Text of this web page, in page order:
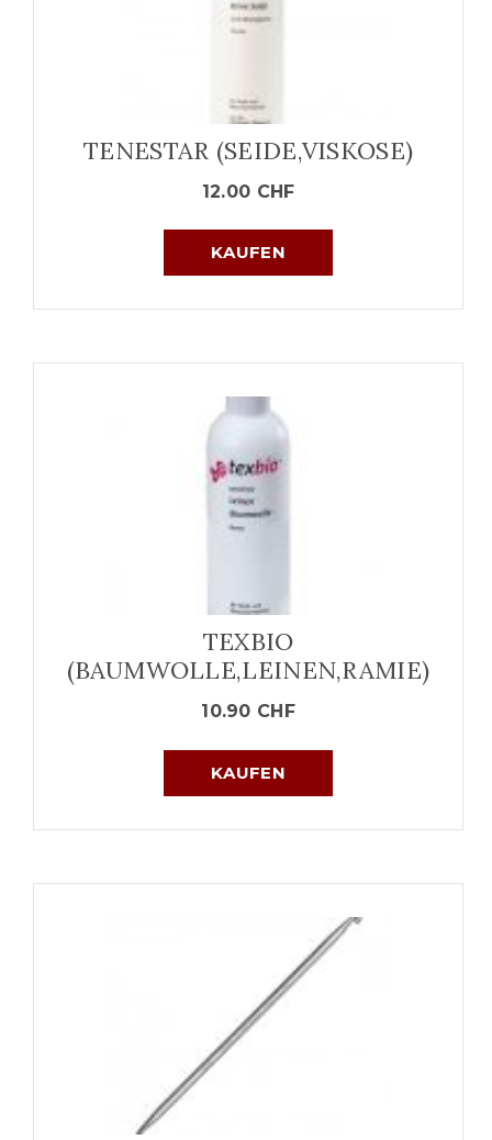
TENESTAR (SEIDE,VISKOSE)
12.00 CHF
KAUFEN
TEXBIO
(BAUMWOLLE,LEINEN,RAMIE)
10.90 CHF
KAUFEN